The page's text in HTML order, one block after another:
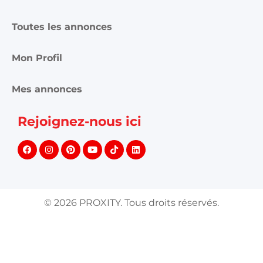
Toutes les annonces
Mon Profil
Mes annonces
Rejoignez-nous ici
© 2026 PROXITY. Tous droits réservés.